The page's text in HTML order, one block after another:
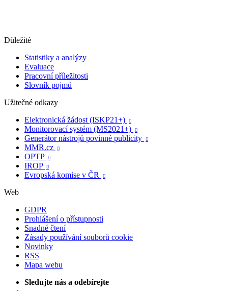
Důležité
Statistiky a analýzy
Evaluace
Pracovní příležitosti
Slovník pojmů
Užitečné odkazy
Elektronická žádost (ISKP21+)

Monitorovací systém (MS2021+) 
Generátor nástrojů povinné publicity 
MMR.cz 
OPTP 
IROP 
Evropská komise v ČR 
Web
GDPR
Prohlášení o přístupnosti
Snadné čtení
Zásady používání souborů cookie
Novinky
RSS
Mapa webu
Sledujte nás a odebírejte